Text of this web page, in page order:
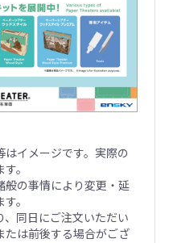
イメージです。実際の
。
の事情により変更・延
。
同日にご注文いただい
たは前後する場合がござ